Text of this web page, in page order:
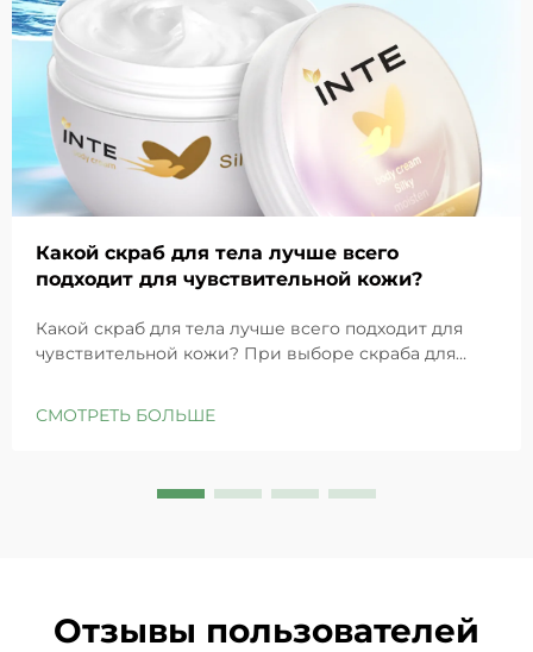
Какой скраб для тела лучше всего
подходит для чувствительной кожи?
Какой скраб для тела лучше всего подходит для
чувствительной кожи? При выборе скраба для
деликатным уходом, чтобы не нарушить
СМОТРЕТЬ БОЛЬШЕ
Отзывы пользователей